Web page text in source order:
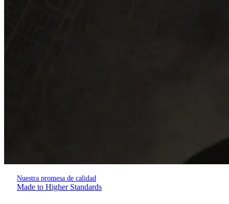
Nuestra promesa de calidad
Made to Higher Standards